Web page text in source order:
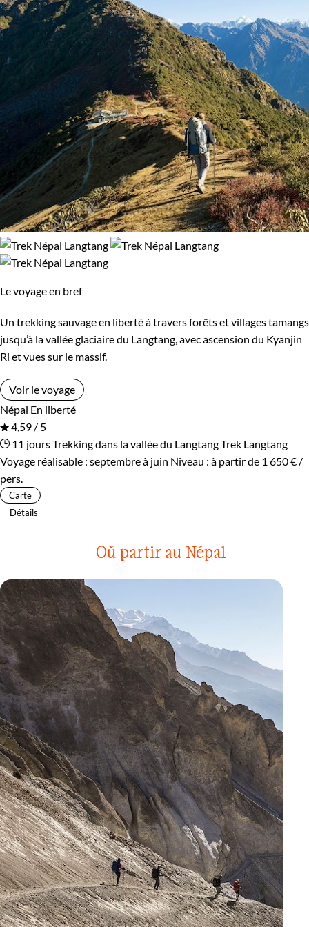
100% de satisfaction(65 avis )
l'authenticité de sa culture et la beauté brute de ses paysages.
Vous y découvrirez l'âme du Népal, un horizon de
possibilités à explorer. Langtang, c'est le cri silencieux d'une
nature dévorante, au cœur de la majesté himalayenne.
Guide de voyage Langtang
Le voyage en bref
Un trekking sauvage en liberté à travers forêts et villages tamangs
jusqu’à la vallée glaciaire du Langtang, avec ascension du Kyanjin
Ri et vues sur le massif.
Voir le voyage
Népal En liberté
4,59 / 5
11 joursTrekking dans la vallée du LangtangTrek Langtang
Voyage réalisable : septembre à juin Niveau : à partir de 1 650 € /
pers.
Carte
Détails
Où partir au Népal